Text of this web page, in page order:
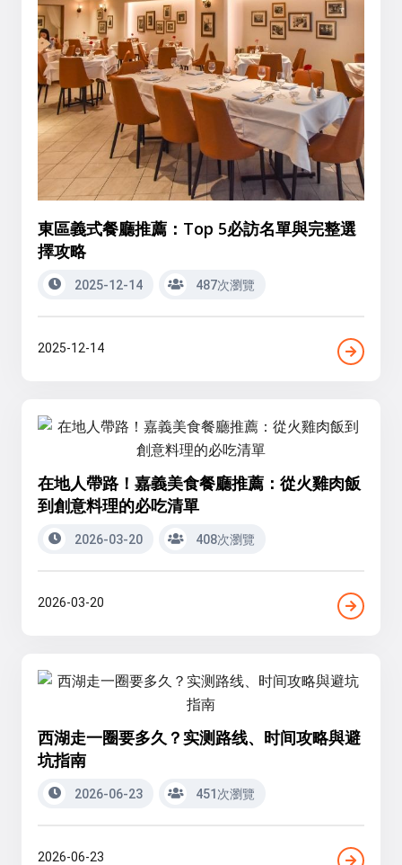
東區義式餐廳推薦：Top 5必訪名單與完整選
擇攻略
2025-12-14 487次瀏覽
2025-12-14
在地人帶路！嘉義美食餐廳推薦：從火雞肉飯
到創意料理的必吃清單
2026-03-20 408次瀏覽
2026-03-20
西湖走一圈要多久？实测路线、时间攻略與避
坑指南
2026-06-23 451次瀏覽
2026-06-23